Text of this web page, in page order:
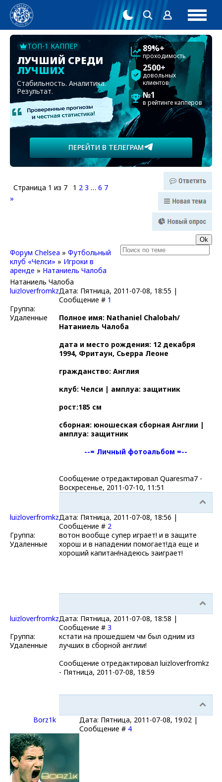
ТОП-1 КАППЕР
ЛУЧШИЙ СРЕДИ
ЛУЧШИХ
Стабильность. Аналитика.
Результат.
89%+
проходимость
2500+
довольных
клиентов
№1
в рейтинге капперов
ПЕРЕЙТИ В ТЕЛЕГРАМ
Страница 1 из 7 1 2 3 … 6 7
»
Форум Chelsea » Футбольный
клуб «Челси» » Игроки в
аренде » Натаниель Чалоба
Натаниель Чалоба
luizloverfromkzДата: Пятница, 2011-07-08, 18:55 |
Сообщение # 1
Группа:
Удаленные
Полное имя: Nathaniel Chalobah/
Натаниель Чалоба
дата и место рождения: 12 декабря
1994, Фритаун, Сьерра Леоне
гражданство: Англия
клуб: Челси | амплуа: защитник
рост:185 см
сборная: юношеская сборная Англии |
амплуа: защитник
--= Личный фотоальбом =--
Сообщение отредактировал Quaresma7 -
Воскресенье, 2011-07-10, 11:51
luizloverfromkzДата: Пятница, 2011-07-08, 18:56 |
Сообщение # 2
Группа:
Удаленные
вотон вообще супер играет! и в защите
хорош и в нападении помогает!да еще и
хороший капитан!надеюсь заиграет!
luizloverfromkzДата: Пятница, 2011-07-08, 18:58 |
Сообщение # 3
Группа:
Удаленные
кстати на прошедшем чм был одним из
лучших в сборной англии!
Сообщение отредактировал luizloverfromkz
- Пятница, 2011-07-08, 18:59
Borz1k
Дата: Пятница, 2011-07-08, 19:02 |
Сообщение # 4